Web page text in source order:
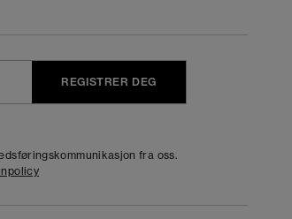
REGISTRER DEG
fra oss.